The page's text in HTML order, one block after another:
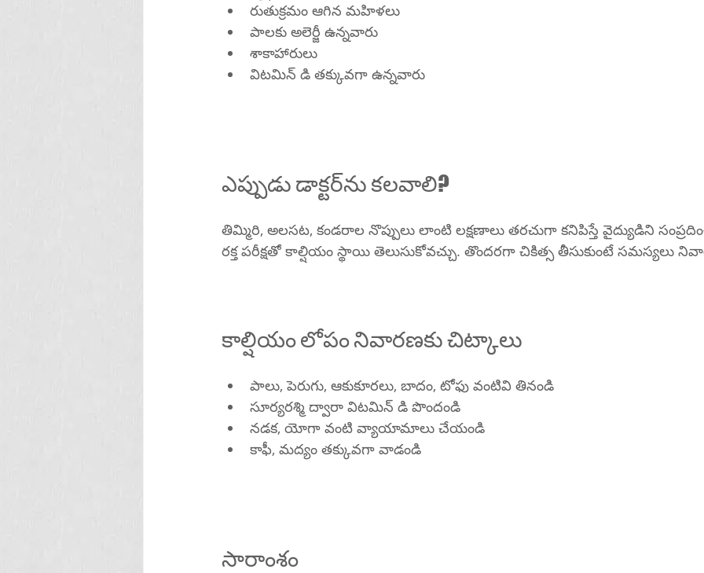
రుతుక్రమం ఆగిన మహిళలు
పాలకు అలెర్జీ ఉన్నవారు
శాకాహారులు
విటమిన్ డి తక్కువగా ఉన్నవారు
ఎప్పుడు డాక్టర్‌ను కలవాలి?
తిమ్మిరి, అలసట, కండరాల నొప్పులు లాంటి లక్షణాలు తరచుగా కనిపిస్తే వైద్యుడిని
రక్త పరీక్షతో కాల్షియం స్థాయి తెలుసుకోవచ్చు. తొందరగా చికిత్స తీసుకుంటే సమస్యలు
కాల్షియం లోపం నివారణకు చిట్కాలు
పాలు, పెరుగు, ఆకుకూరలు, బాదం, టోఫు వంటివి తినండి
సూర్యరశ్మి ద్వారా విటమిన్ డి పొందండి
నడక, యోగా వంటి వ్యాయామాలు చేయండి
కాఫీ, మద్యం తక్కువగా వాడండి
సారాంశం